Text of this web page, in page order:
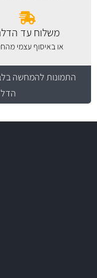
משלוח עד
או באיסוף עצמי
התמונות להמחשה